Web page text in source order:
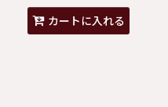
カートに入れる